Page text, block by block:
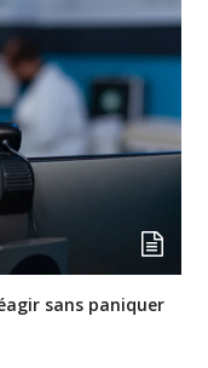
sans paniquer